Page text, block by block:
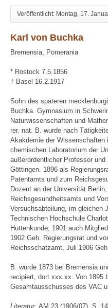
Veröffentlicht: Montag, 17.
Karl von Buchka
Bremensia, Pomerania
* Rostock 7.5.1856
† Basel 16.2.1917
Sohn des späteren
Buchka. Gymnasium in
Naturwissenschaften und
rer. nat. B. wurde nach
Akakdemie der
chemischen Laboratorium der
außerordentlicher Professor
Göttingen. 1896 als
Patentamts und zum
Dozent an der Universität
Reichsgesundheitsamts und
Versuchsabteilung, im gleichen
Technischen Hochschule
Hüttenkunde, 1901 auch
1902 Geh. Regierungsrat und
Reichsschatzamt, Juli 1906
B. wurde 1873 bei Bremensia
recipiert, dort xxx.xx. Von 1895
Gesamtausschusses des VAC
Literatur: AM 23 (1906/07), S.